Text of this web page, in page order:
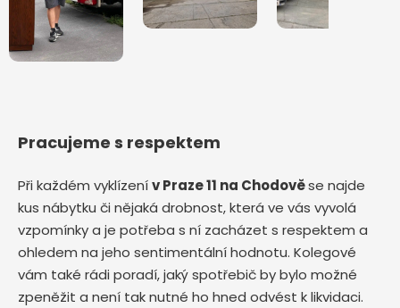
Pracujeme s respektem
Při každém vyklízenív Praze 11 na Chodověse najde
kus nábytku či nějaká drobnost, která ve vás vyvolá
vzpomínky a je potřeba s ní zacházet s respektem a
ohledem na jeho sentimentální hodnotu. Kolegové
vám také rádi poradí, jaký spotřebič by bylo možné
zpeněžit a není tak nutné ho hned odvést k likvidaci.